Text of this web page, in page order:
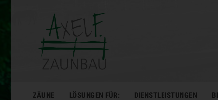
ZÄUNE LÖSUNGEN FÜR: DIENSTLEISTUNGEN